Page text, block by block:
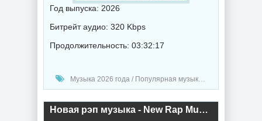
Год выпуска: 2026
Битрейт аудио: 320 Kbps
Продолжительность: 03:32:17
Музыка 2026 года / Популярная музыка / Рэп - хип хоп музыка / Поп музыка / Сборник музыка / Hip-Hop music
Новая рэп музыка - New Rap Music (2026) торрент